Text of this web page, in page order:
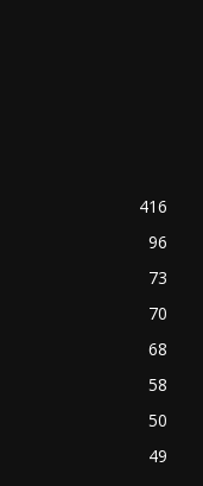
416
96
73
70
68
58
50
49